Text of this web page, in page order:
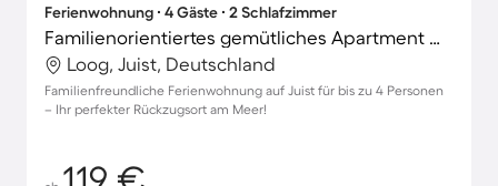
Ferienwohnung ∙ 4 Gäste ∙ 2 Schlafzimmer
Familienorientiertes gemütliches Apartment mit Terrasse
Loog, Juist, Deutschland
Familienfreundliche Ferienwohnung auf Juist für bis zu 4 Personen
– Ihr perfekter Rückzugsort am Meer!